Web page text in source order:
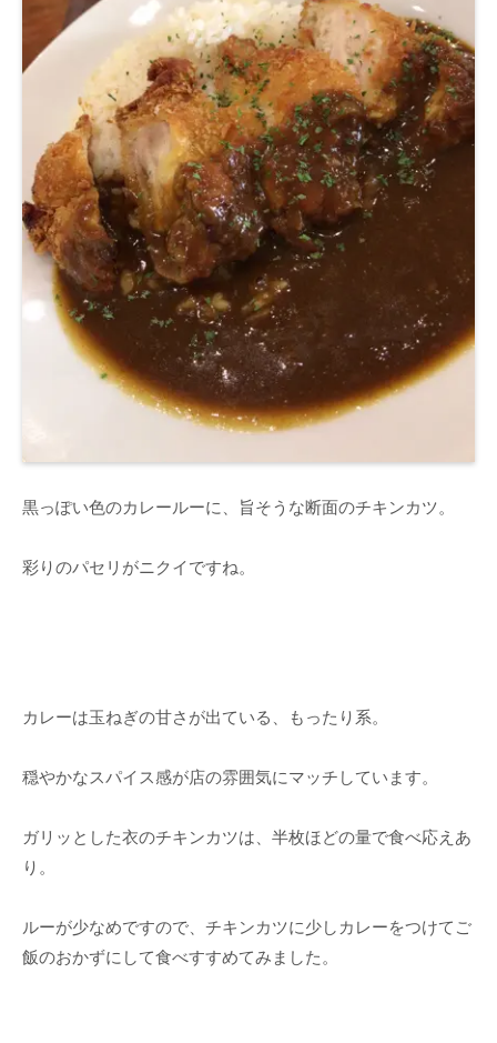
黒っぽい色のカレールーに、旨そうな断面のチキンカツ。
彩りのパセリがニクイですね。
カレーは玉ねぎの甘さが出ている、もったり系。
穏やかなスパイス感が店の雰囲気にマッチしています。
ガリッとした衣のチキンカツは、半枚ほどの量で食べ応えあ
り。
ルーが少なめですので、チキンカツに少しカレーをつけてご
飯のおかずにして食べすすめてみました。